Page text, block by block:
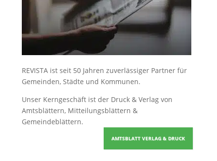
REVISTA ist seit 50 Jahren zuverlässiger Partner für
Gemeinden, Städte und Kommunen.
Unser Kerngeschäft ist der Druck & Verlag von
Amtsblättern, Mitteilungsblättern &
Gemeindeblättern.
AMTSBLATT VERLAG & DRUCK